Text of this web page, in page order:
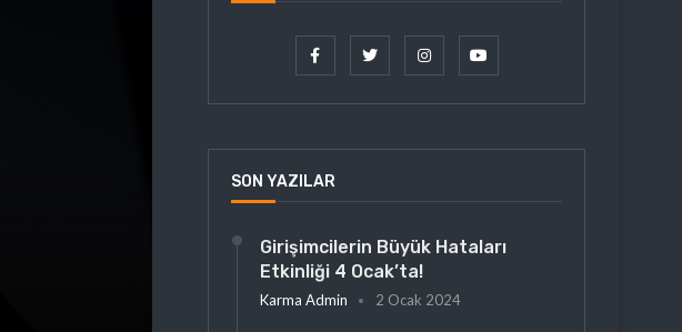
SON YAZILAR
Girişimcilerin Büyük Hataları
Etkinliği 4 Ocak’ta!
Karma Admin 2 Ocak 2024